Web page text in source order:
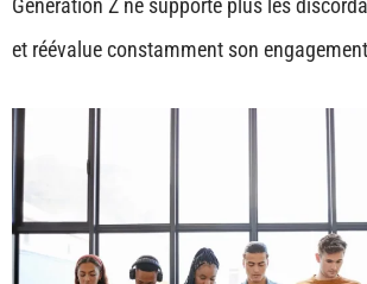
Génération Z ne supporte plus les
et réévalue constamment son